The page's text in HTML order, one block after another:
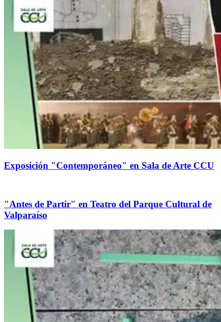
Exposición "Contemporáneo" en Sala de Arte CCU
"Antes de Partir" en Teatro del Parque Cultural de
Valparaíso